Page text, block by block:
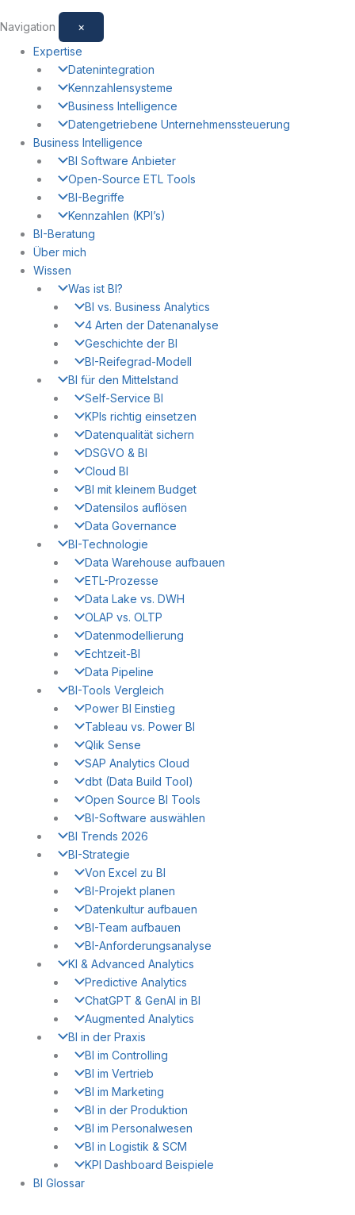
Navigation
×
Expertise
Datenintegration
Kennzahlensysteme
Business Intelligence
Datengetriebene Unternehmenssteuerung
Business Intelligence
BI Software Anbieter
Open-Source ETL Tools
BI-Begriffe
Kennzahlen (KPI’s)
BI-Beratung
Über mich
Wissen
Was ist BI?
BI vs. Business Analytics
4 Arten der Datenanalyse
Geschichte der BI
BI-Reifegrad-Modell
BI für den Mittelstand
Self-Service BI
KPIs richtig einsetzen
Datenqualität sichern
DSGVO & BI
Cloud BI
BI mit kleinem Budget
Datensilos auflösen
Data Governance
BI-Technologie
Data Warehouse aufbauen
ETL-Prozesse
Data Lake vs. DWH
OLAP vs. OLTP
Datenmodellierung
Echtzeit-BI
Data Pipeline
BI-Tools Vergleich
Power BI Einstieg
Tableau vs. Power BI
Qlik Sense
SAP Analytics Cloud
dbt (Data Build Tool)
Open Source BI Tools
BI-Software auswählen
BI Trends 2026
BI-Strategie
Von Excel zu BI
BI-Projekt planen
Datenkultur aufbauen
BI-Team aufbauen
BI-Anforderungsanalyse
KI & Advanced Analytics
Predictive Analytics
ChatGPT & GenAI in BI
Augmented Analytics
BI in der Praxis
BI im Controlling
BI im Vertrieb
BI im Marketing
BI in der Produktion
BI im Personalwesen
BI in Logistik & SCM
KPI Dashboard Beispiele
BI Glossar